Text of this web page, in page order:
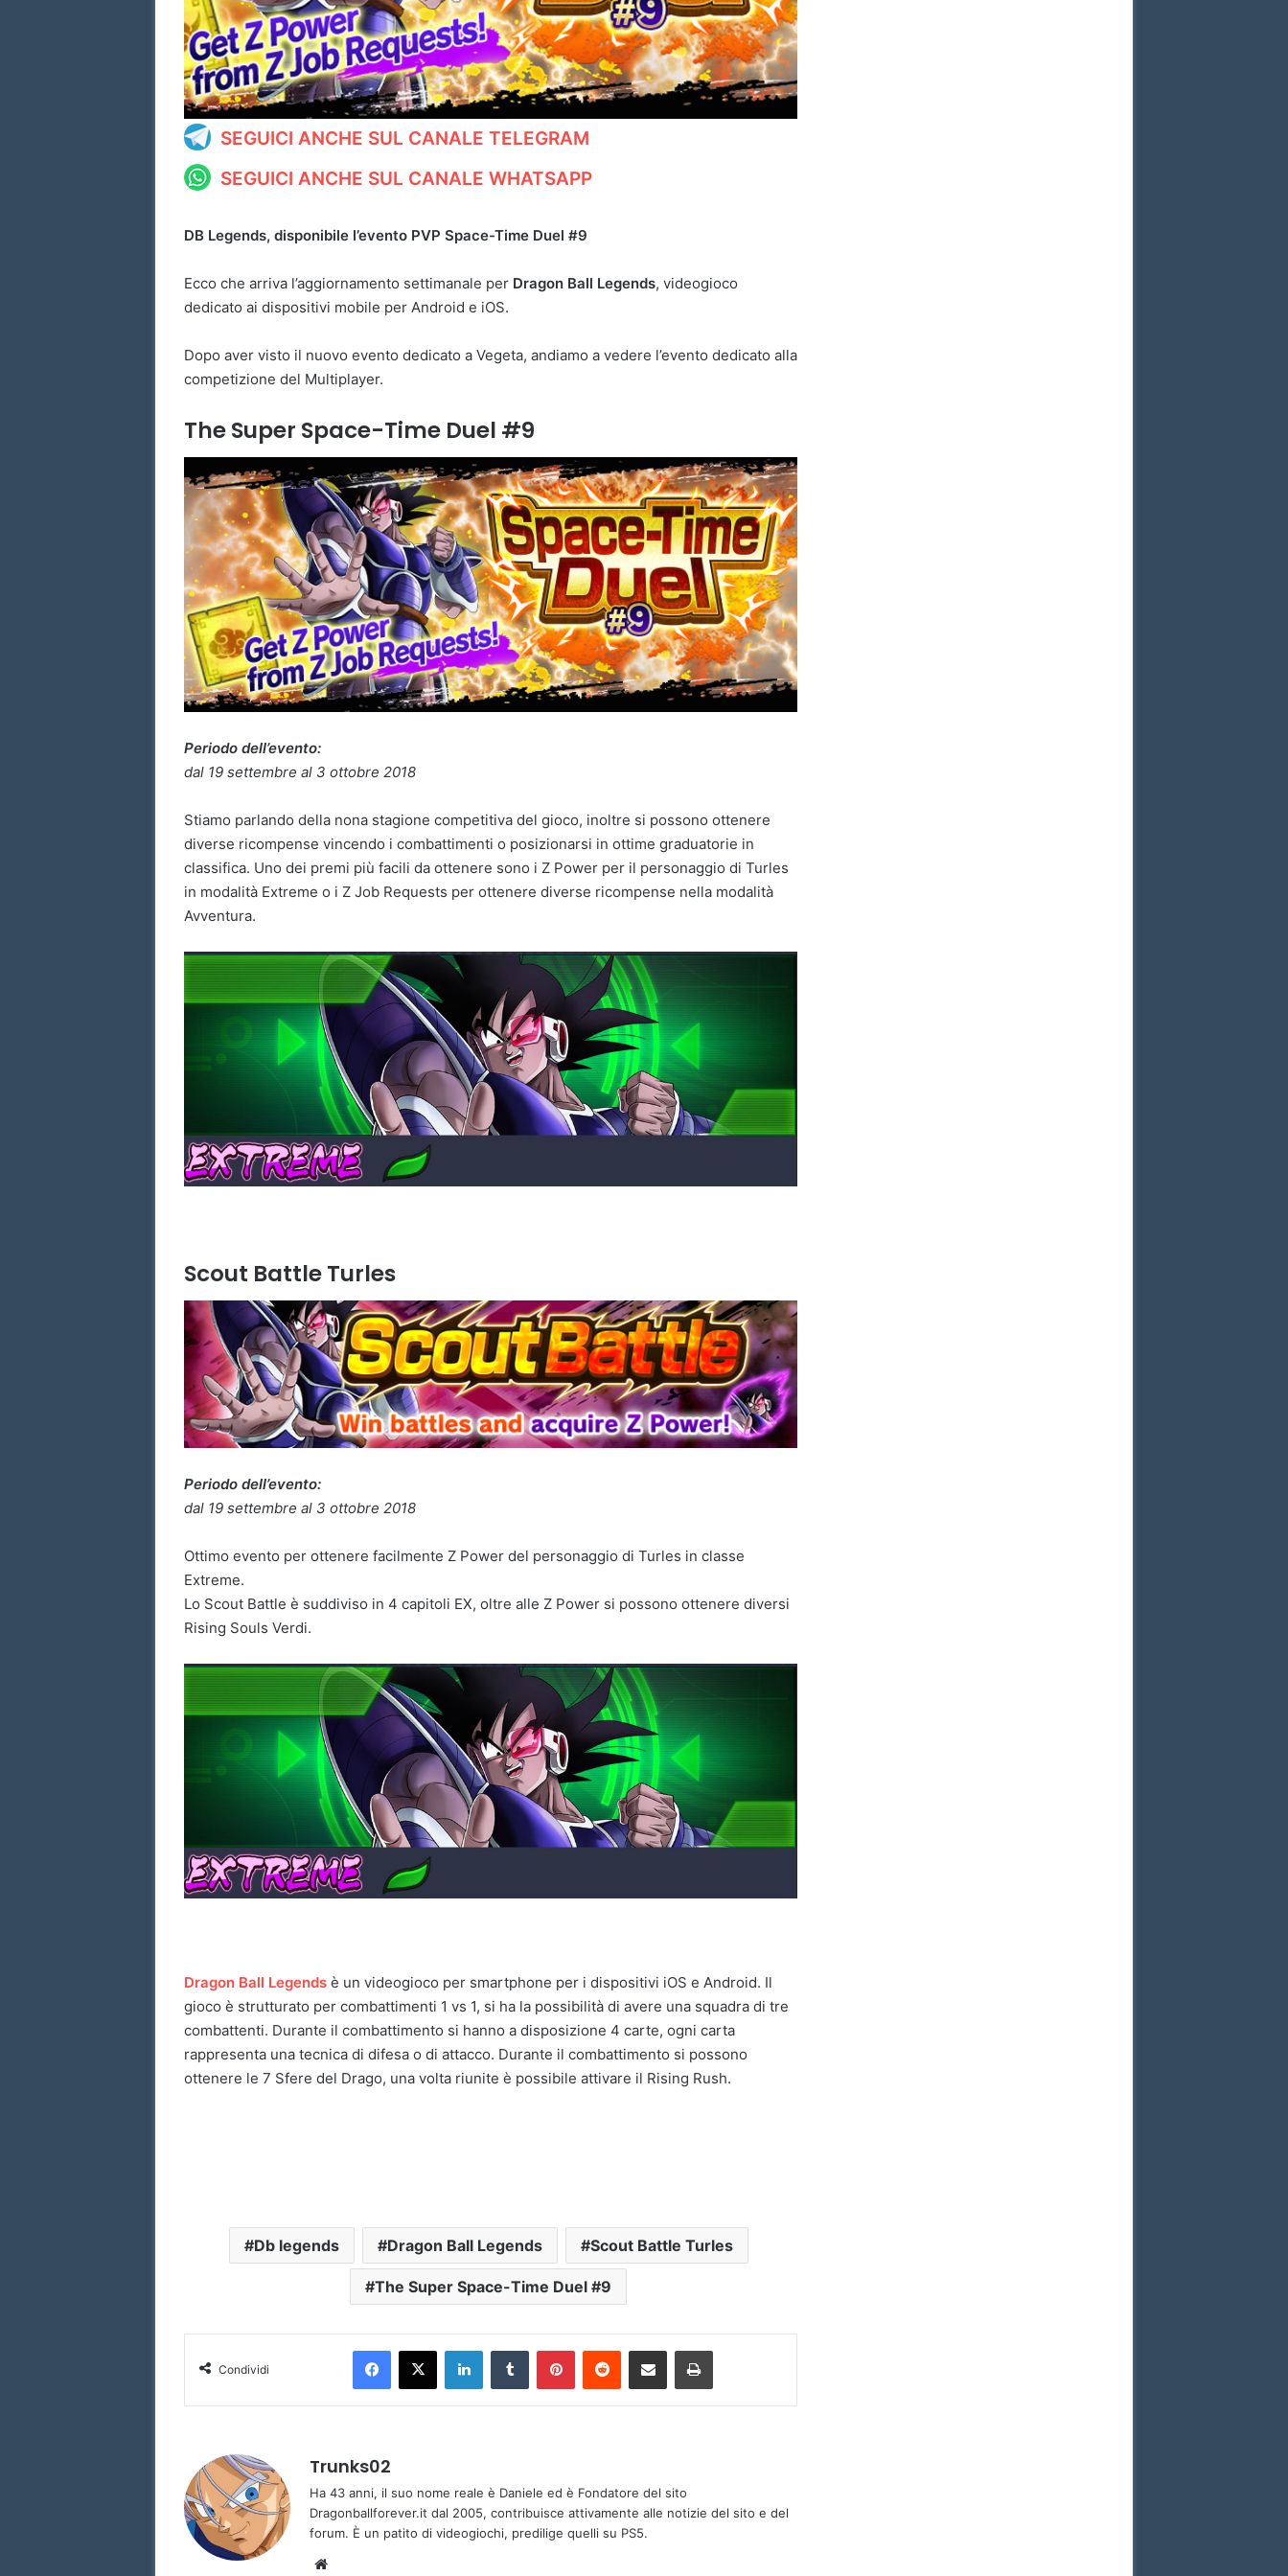
l
SEGUICI ANCHE SUL CANALE TELEGRAM
SEGUICI ANCHE SUL CANALE WHATSAPP
DB Legends, disponibile l’evento PVP Space-Time Duel #9
Ecco che arriva l’aggiornamento settimanale per Dragon Ball Legends, videogioco
dedicato ai dispositivi mobile per Android e iOS.
Dopo aver visto il nuovo evento dedicato a Vegeta, andiamo a vedere l’evento dedicato alla
competizione del Multiplayer.
The Super Space-Time Duel #9
Periodo dell’evento:
dal 19 settembre al 3 ottobre 2018
Stiamo parlando della nona stagione competitiva del gioco, inoltre si possono ottenere
diverse ricompense vincendo i combattimenti o posizionarsi in ottime graduatorie in
classifica. Uno dei premi più facili da ottenere sono i Z Power per il personaggio di Turles
in modalità Extreme o i Z Job Requests per ottenere diverse ricompense nella modalità
Avventura.
Scout Battle Turles
Periodo dell’evento:
dal 19 settembre al 3 ottobre 2018
Ottimo evento per ottenere facilmente Z Power del personaggio di Turles in classe
Extreme.
Lo Scout Battle è suddiviso in 4 capitoli EX, oltre alle Z Power si possono ottenere diversi
Rising Souls Verdi.
Dragon Ball Legends è un videogioco per smartphone per i dispositivi iOS e Android. Il
gioco è strutturato per combattimenti 1 vs 1, si ha la possibilità di avere una squadra di tre
combattenti. Durante il combattimento si hanno a disposizione 4 carte, ogni carta
rappresenta una tecnica di difesa o di attacco. Durante il combattimento si possono
ottenere le 7 Sfere del Drago, una volta riunite è possibile attivare il Rising Rush.
Db legends Dragon Ball Legends Scout Battle Turles
The Super Space-Time Duel #9
Condividi
Trunks02
Ha 43 anni, il suo nome reale è Daniele ed è Fondatore del sito
Dragonballforever.it dal 2005, contribuisce attivamente alle notizie del sito e del
forum. È un patito di videogiochi, predilige quelli su PS5.